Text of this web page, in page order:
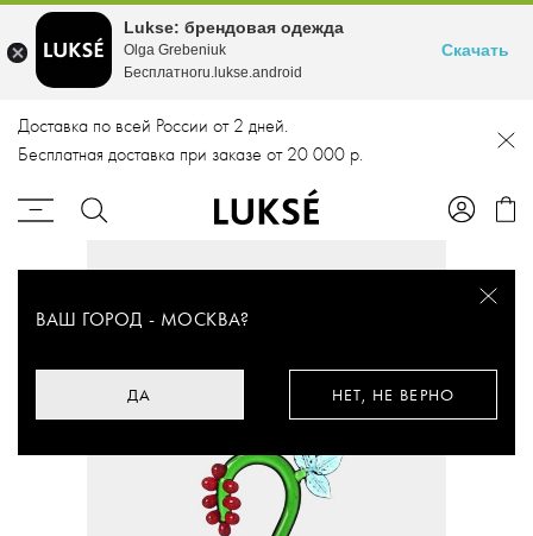
Доставка по всей России от 2 дней.
Бесплатная доставка при заказе от 20 000 р.
ВАШ ГОРОД - МОСКВА?
ДА НЕТ, НЕ ВЕРНО
Lukse: брендовая одежда
Olga Grebeniuk
Бесплатноru.lukse.android
Скачать